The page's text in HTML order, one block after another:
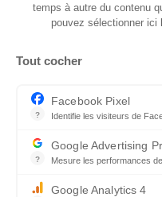
temps à autre du contenu
pouvez sélectionner ici
Tout cocher
?
Facebook Pixel
Identifie les visiteurs de
?
Google Advertising
Mesure les performances
Google Analytics 4
QUI SOMMES-NOUS
SERVICES ET PARTENAIRES
CONSEILS
CGV & POLICY